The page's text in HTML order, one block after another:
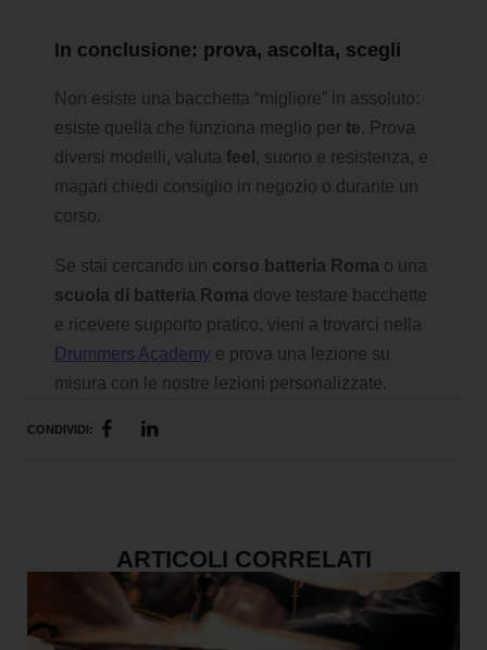
In conclusione: prova, ascolta, scegli
Non esiste una bacchetta “migliore” in assoluto:
esiste quella che funziona meglio per te. Prova
diversi modelli, valuta feel , suono e resistenza, e
magari chiedi consiglio in negozio o durante un
corso.
Se stai cercando un corso batteria Roma o una
scuola di batteria Roma dove testare bacchette
e ricevere supporto pratico, vieni a trovarci nella
Drummers Academy e prova una lezione su
misura con le nostre lezioni personalizzate.
CONDIVIDI:
ARTICOLI CORRELATI